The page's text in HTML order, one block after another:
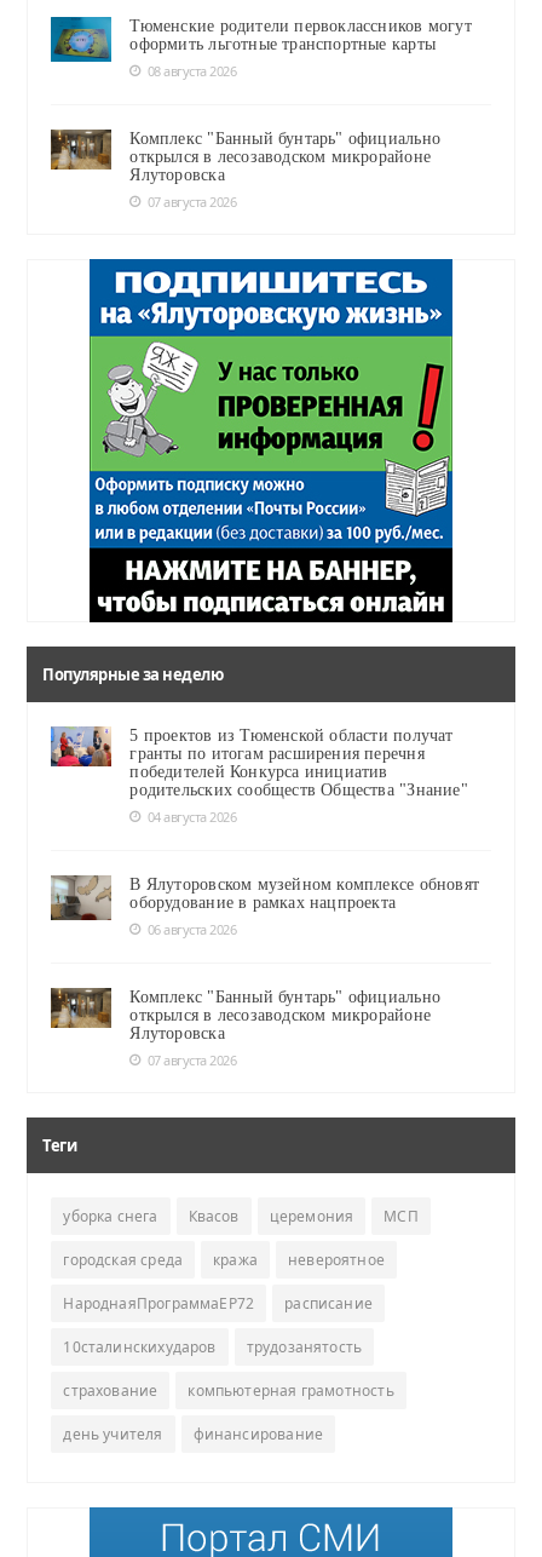
Тюменские родители первоклассников могут
оформить льготные транспортные карты
08 августа 2026
Комплекс "Банный бунтарь" официально
открылся в лесозаводском микрорайоне
Ялуторовска
07 августа 2026
Популярные за неделю
5 проектов из Тюменской области получат
гранты по итогам расширения перечня
победителей Конкурса инициатив
родительских сообществ Общества "Знание"
04 августа 2026
В Ялуторовском музейном комплексе обновят
оборудование в рамках нацпроекта
06 августа 2026
Комплекс "Банный бунтарь" официально
открылся в лесозаводском микрорайоне
Ялуторовска
07 августа 2026
Теги
уборка снега Квасов церемония МСП
городская среда кража невероятное
НароднаяПрограммаЕР72 расписание
10сталинскихударов трудозанятость
страхование компьютерная грамотность
день учителя финансирование